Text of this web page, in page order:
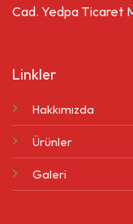
Cad. Yedpa Ticaret
Linkler
Hakkımızda
Ürünler
Galeri